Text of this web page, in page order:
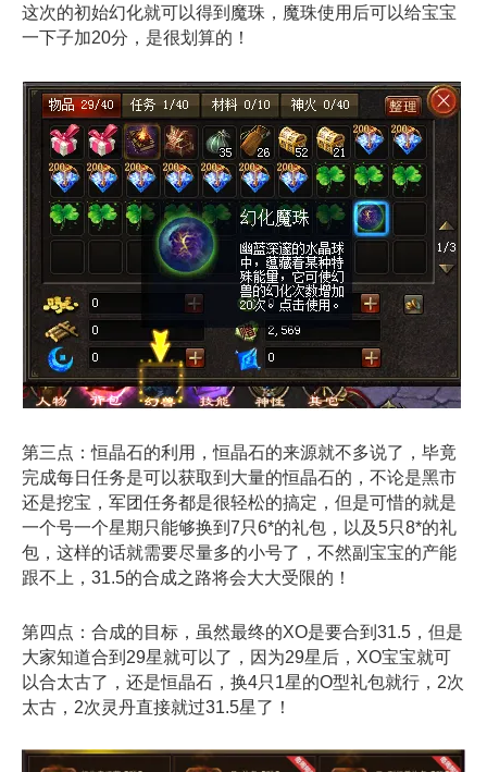
这次的初始幻化就可以得到魔珠，魔珠使用后可以给宝宝
一下子加20分，是很划算的！
第三点：恒晶石的利用，恒晶石的来源就不多说了，毕竟
完成每日任务是可以获取到大量的恒晶石的，不论是黑市
还是挖宝，军团任务都是很轻松的搞定，但是可惜的就是
一个号一个星期只能够换到7只6*的礼包，以及5只8*的礼
包，这样的话就需要尽量多的小号了，不然副宝宝的产能
跟不上，31.5的合成之路将会大大受限的！
第四点：合成的目标，虽然最终的XO是要合到31.5，但是
大家知道合到29星就可以了，因为29星后，XO宝宝就可
以合太古了，还是恒晶石，换4只1星的O型礼包就行，2次
太古，2次灵丹直接就过31.5星了！